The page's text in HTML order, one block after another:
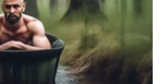
आंब्यावर कोणतेही
आंबे घ्या.